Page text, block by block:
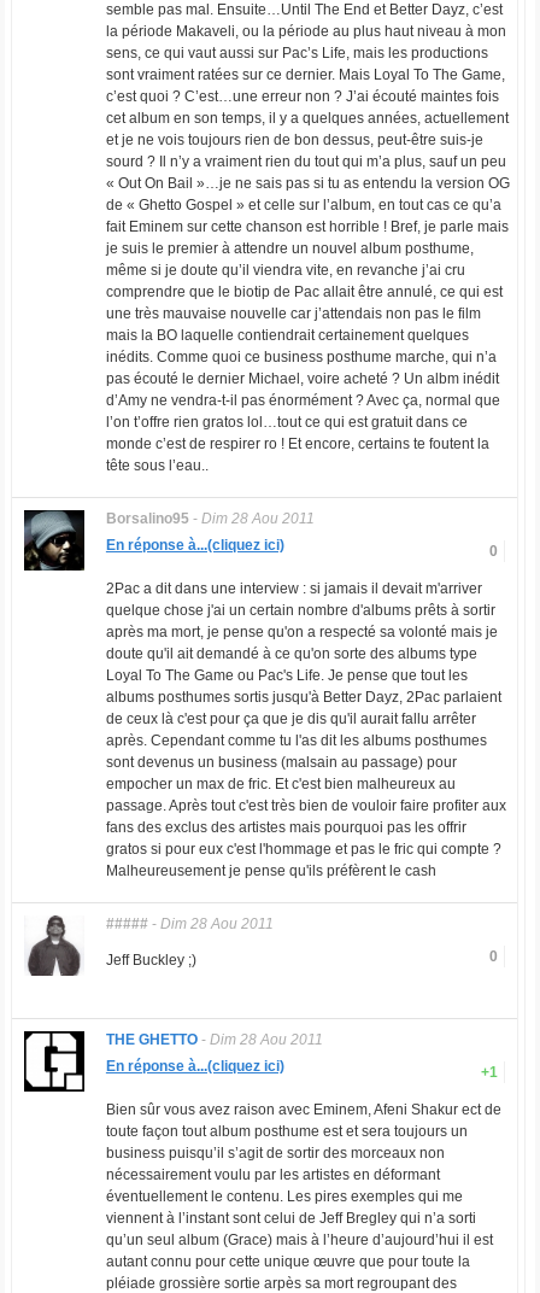
semble pas mal. Ensuite…Until The End et Better Dayz, c’est
la période Makaveli, ou la période au plus haut niveau à mon
sens, ce qui vaut aussi sur Pac’s Life, mais les productions
sont vraiment ratées sur ce dernier. Mais Loyal To The Game,
c’est quoi ? C’est…une erreur non ? J’ai écouté maintes fois
cet album en son temps, il y a quelques années, actuellement
et je ne vois toujours rien de bon dessus, peut-être suis-je
sourd ? Il n’y a vraiment rien du tout qui m’a plus, sauf un peu
« Out On Bail »…je ne sais pas si tu as entendu la version OG
de « Ghetto Gospel » et celle sur l’album, en tout cas ce qu’a
fait Eminem sur cette chanson est horrible ! Bref, je parle mais
je suis le premier à attendre un nouvel album posthume,
même si je doute qu’il viendra vite, en revanche j’ai cru
comprendre que le biotip de Pac allait être annulé, ce qui est
une très mauvaise nouvelle car j’attendais non pas le film
mais la BO laquelle contiendrait certainement quelques
inédits. Comme quoi ce business posthume marche, qui n’a
pas écouté le dernier Michael, voire acheté ? Un albm inédit
d’Amy ne vendra-t-il pas énormément ? Avec ça, normal que
l’on t’offre rien gratos lol…tout ce qui est gratuit dans ce
monde c’est de respirer ro ! Et encore, certains te foutent la
tête sous l’eau..
Borsalino95- Dim 28 Aou 2011
0
En réponse à...(cliquez ici)
2Pac a dit dans une interview : si jamais il devait m'arriver
quelque chose j'ai un certain nombre d'albums prêts à sortir
après ma mort, je pense qu'on a respecté sa volonté mais je
doute qu'il ait demandé à ce qu'on sorte des albums type
Loyal To The Game ou Pac's Life. Je pense que tout les
albums posthumes sortis jusqu'à Better Dayz, 2Pac parlaient
de ceux là c'est pour ça que je dis qu'il aurait fallu arrêter
après. Cependant comme tu l'as dit les albums posthumes
sont devenus un business (malsain au passage) pour
empocher un max de fric. Et c'est bien malheureux au
passage. Après tout c'est très bien de vouloir faire profiter aux
fans des exclus des artistes mais pourquoi pas les offrir
gratos si pour eux c'est l'hommage et pas le fric qui compte ?
Malheureusement je pense qu'ils préfèrent le cash
#####- Dim 28 Aou 2011
0
Jeff Buckley ;)
THE GHETTO- Dim 28 Aou 2011
+1
En réponse à...(cliquez ici)
Bien sûr vous avez raison avec Eminem, Afeni Shakur ect de
toute façon tout album posthume est et sera toujours un
business puisqu’il s’agit de sortir des morceaux non
nécessairement voulu par les artistes en déformant
éventuellement le contenu. Les pires exemples qui me
viennent à l’instant sont celui de Jeff Bregley qui n’a sorti
qu’un seul album (Grace) mais à l’heure d’aujourd’hui il est
autant connu pour cette unique œuvre que pour toute la
pléiade grossière sortie arpès sa mort regroupant des